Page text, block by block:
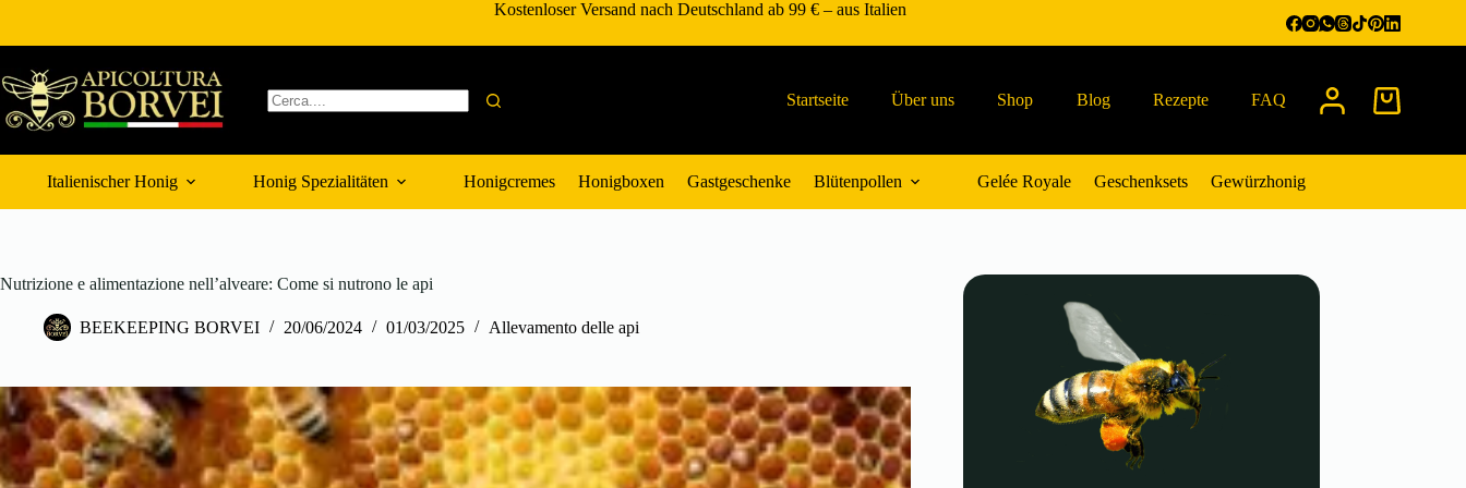
springen
Kostenloser Versand nach Deutschland ab 99 € – aus Italien
Ergebnisse
Startseite Über uns Shop Blog Rezepte FAQ Warenkorb
Italienischer Honig Honig Spezialitäten Honigcremes Honigboxen Gastgeschenke Blütenpollen Gelée Royale Geschenksets Gewürzhonig
Nutrizione e alimentazione nell’alveare: Come si nutrono le api
BEEKEEPING BORVEI 20/06/2024 01/03/2025 Allevamento delle api